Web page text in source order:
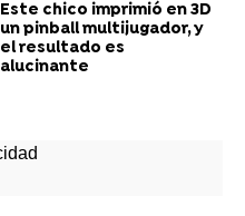
Este chico imprimió en 3D
un pinball multijugador, y
el resultado es
alucinante